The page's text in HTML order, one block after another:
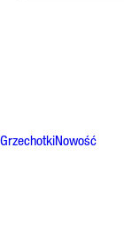
GrzechotkiNowość